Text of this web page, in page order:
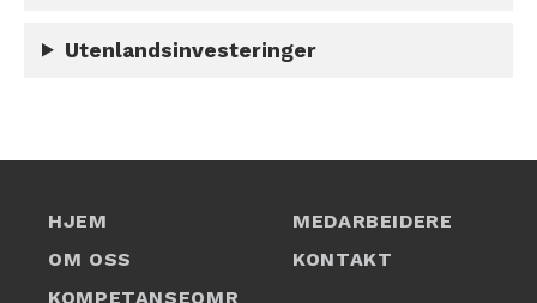
Utenlandsinvesteringer
HJEM
OM OSS
KOMPETANSEOMR
MEDARBEIDERE
KONTAKT